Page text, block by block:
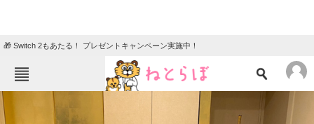
🎁 Switch 2もあたる！ プレゼントキャンペーン実施中！
ねとらぼメニュー